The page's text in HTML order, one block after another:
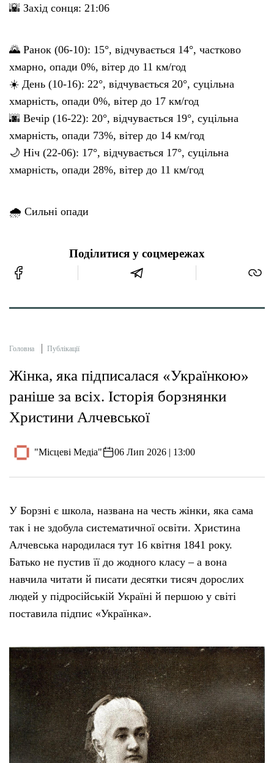
🌇 Захід сонця: 21:06
🌄 Ранок (06-10): 15°, відчувається 14°, частково
хмарно, опади 0%, вітер до 11 км/год
☀️ День (10-16): 22°, відчувається 20°, суцільна
хмарність, опади 0%, вітер до 17 км/год
🌆 Вечір (16-22): 20°, відчувається 19°, суцільна
хмарність, опади 73%, вітер до 14 км/год
🌙 Ніч (22-06): 17°, відчувається 17°, суцільна
хмарність, опади 28%, вітер до 11 км/год
🌧 Сильні опади
Поділитися у соцмережах
Головна Публікації
Жінка, яка підписалася «Українкою»
раніше за всіх. Історія борзнянки
Христини Алчевської
"Місцеві Медіа" 06 Лип 2026 | 13:00
У Борзні є школа, названа на честь жінки, яка сама
так і не здобула систематичної освіти. Христина
Алчевська народилася тут 16 квітня 1841 року.
Батько не пустив її до жодного класу – а вона
навчила читати й писати десятки тисяч дорослих
людей у підросійській Україні й першою у світі
поставила підпис «Українка».